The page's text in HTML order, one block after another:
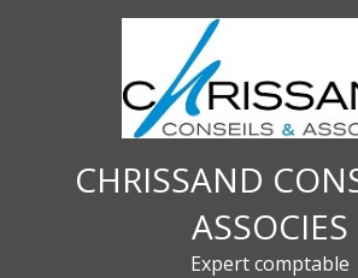
CHRISSAND
ASSOCIES
Expert comptable